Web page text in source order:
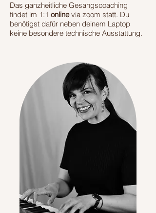
​​​Das ganzheitliche Gesangscoaching
findet im 1:1 onlinevia zoom statt. Du
benötigst dafür neben deinem Laptop
keine besondere technische Ausstattung.